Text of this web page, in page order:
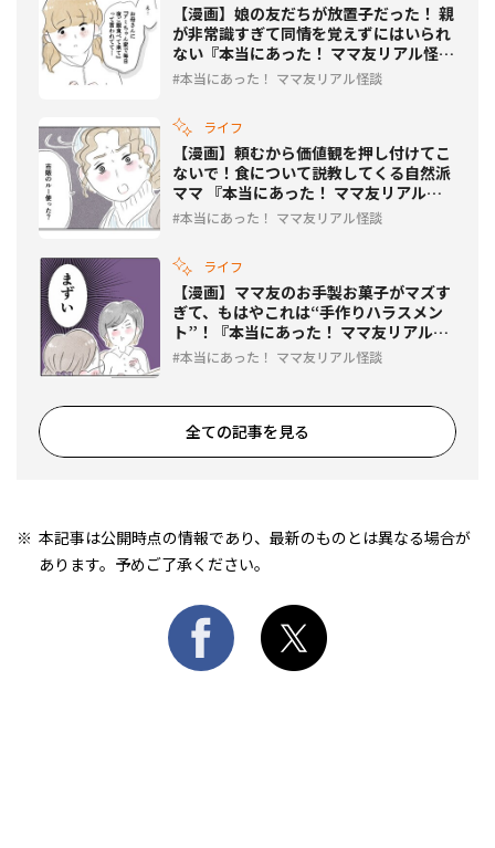
【漫画】娘の友だちが放置子だった！ 親
が非常識すぎて同情を覚えずにはいられ
ない『本当にあった！ ママ友リアル怪
談』 Vol.17
本当にあった！ ママ友リアル怪談
ライフ
【漫画】頼むから価値観を押し付けてこ
ないで！食について説教してくる自然派
ママ 『本当にあった！ ママ友リアル怪
談』 Vol.16
本当にあった！ ママ友リアル怪談
ライフ
【漫画】ママ友のお手製お菓子がマズす
ぎて、もはやこれは“手作りハラスメン
ト”！『本当にあった！ ママ友リアル怪
談』 Vol.15
本当にあった！ ママ友リアル怪談
全ての記事を見る
本記事は公開時点の情報であり、最新のものとは異なる場合が
あります。予めご了承ください。